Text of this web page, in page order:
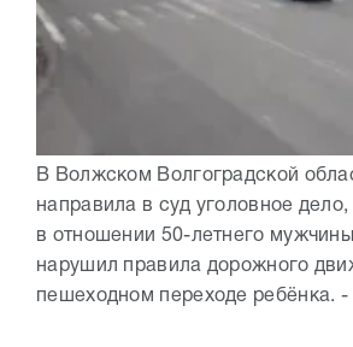
В Волжском Волгоградской
направила в суд уголовное
в отношении 50-летнего
нарушил правила дорожного
пешеходном переходе ребёнка. -